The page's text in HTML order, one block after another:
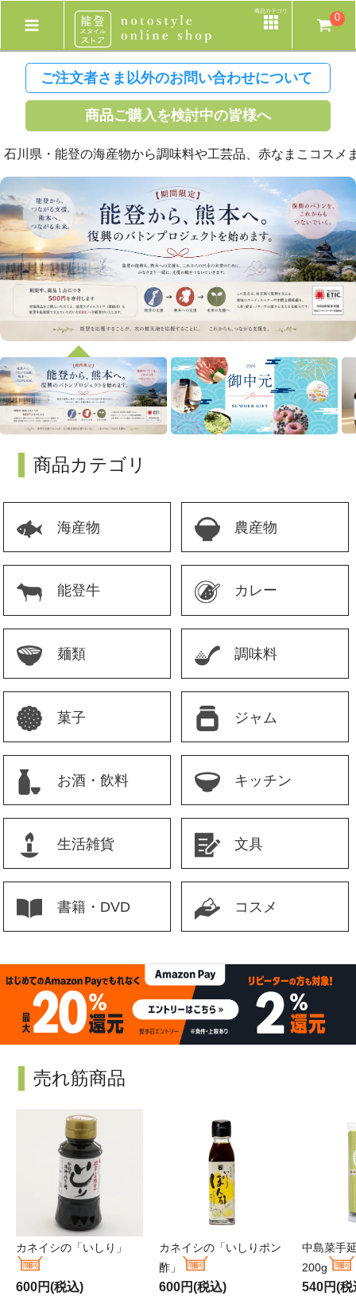
商品カテゴリ
0
ご注文者さま以外のお問い合わせについて
商品ご購入を検討中の皆様へ
・能登の海産物から調味料や工芸品、赤なまこコスメまで
商品カテゴリ
海産物 農産物
能登牛 カレー
麺類 調味料
菓子 ジャム
お酒・飲料 キッチン
生活雑貨 文具
書籍・DVD コスメ
売れ筋商品
カネイシの「いしり」
600円(税込)
カネイシの「いしりポン
酢」
600円(税込)
中島菜手
200g
540円(税